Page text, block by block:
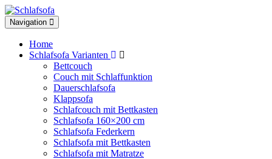
Toggle
navigation
Navigation
Home
Schlafsofa Varianten
Bettcouch
Couch mit Schlaffunktion
Dauerschlafsofa
Klappsofa
Schlafcouch mit Bettkasten
Schlafsofa 160×200 cm
Schlafsofa Federkern
Schlafsofa mit Bettkasten
Schlafsofa mit Matratze